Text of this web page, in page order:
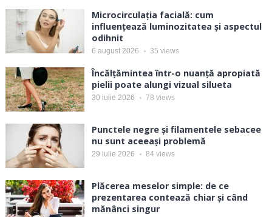
Microcirculația facială: cum
influențează luminozitatea și aspectul
odihnit
6 august 2026 35 views
Încălțămintea într-o nuanță apropiată
pielii poate alungi vizual silueta
30 iulie 2026 78 views
Punctele negre și filamentele sebacee
nu sunt aceeași problemă
29 iulie 2026 84 views
Plăcerea meselor simple: de ce
prezentarea contează chiar și când
mănânci singur